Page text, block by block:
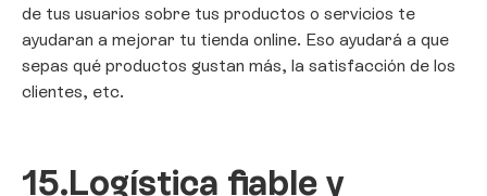
de tus usuarios sobre tus productos o servicios te
ayudaran a mejorar tu tienda online. Eso ayudará a que
sepas qué productos gustan más, la satisfacción de los
clientes, etc.
15.Logística fiable y